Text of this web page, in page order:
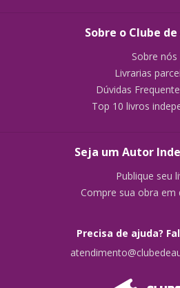
Sobre o Clube
Sobre nós
Livrarias
Dúvidas
Top 10 livros
Seja um Autor
Publique seu
Compre sua obra em
Precisa de ajuda?